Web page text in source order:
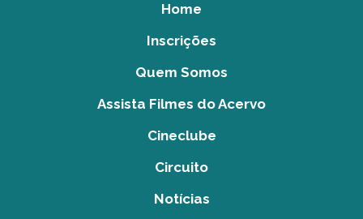
Home
Inscrições
Quem Somos
Assista Filmes do Acervo
Cineclube
Circuito
Notícias